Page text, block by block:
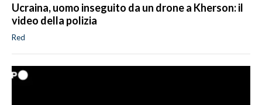
Ucraina, uomo inseguito da un drone a Kherson: il
video della polizia
Red